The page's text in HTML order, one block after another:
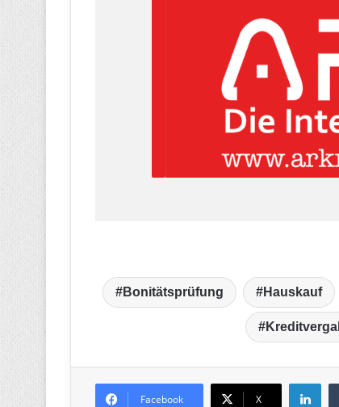
Bonitätsprüfung Hauskauf
Facebook X
LinkedIn